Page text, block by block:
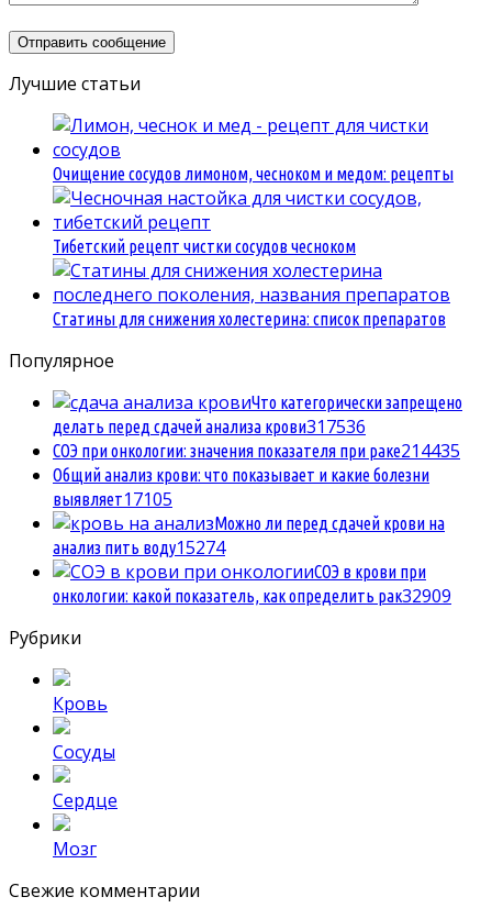
Лучшие статьи
Очищение сосудов лимоном, чесноком и медом: рецепты
Тибетский рецепт чистки сосудов чесноком
Статины для снижения холестерина: список препаратов
Популярное
Что категорически запрещено
делать перед сдачей анализа крови317536
СОЭ при онкологии: значения показателя при раке214435
Общий анализ крови: что показывает и какие болезни
выявляет17105
Можно ли перед сдачей крови на
анализ пить воду15274
СОЭ в крови при
онкологии: какой показатель, как определить рак32909
Рубрики
Кровь
Сосуды
Сердце
Мозг
Свежие комментарии